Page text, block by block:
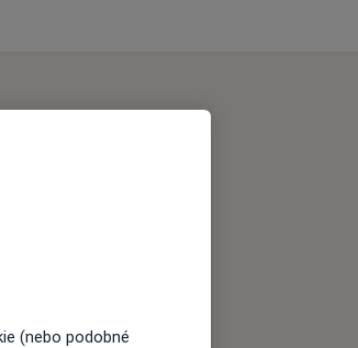
(nebo podobné